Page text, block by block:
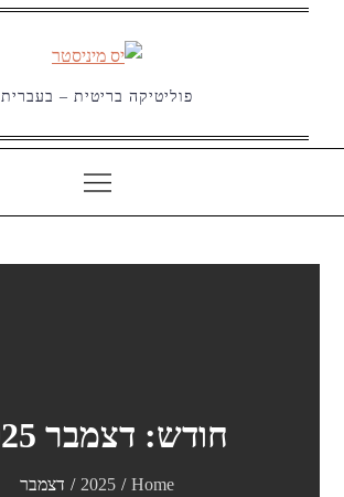
פוליטיקה בריטית – בעברית
חודש: דצמבר 2025
Home
2025 דצמבר